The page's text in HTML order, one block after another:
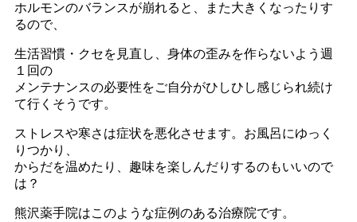
ホルモンのバランスが崩れると、また大きくなったりす
るので、
生活習慣・クセを見直し、身体の歪みを作らないよう週
１回の
メンテナンスの必要性をご自分がひしひし感じられ続け
て行くそうです。
ストレスや寒さは症状を悪化させます。お風呂にゆっく
りつかり、
からだを温めたり、趣味を楽しんだりするのもいいので
は？
熊沢薬手院はこのような症例のある治療院です。